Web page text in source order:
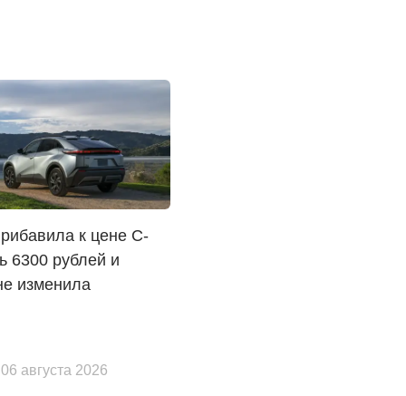
к цене C-
6300 рублей и
изменила
августа 2026